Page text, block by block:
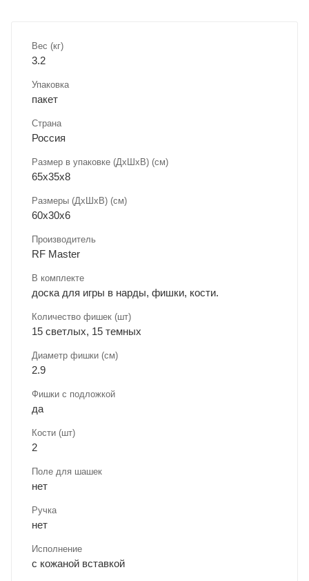
Вес (кг)
3.2
Упаковка
пакет
Страна
Россия
Размер в упаковке (ДхШxВ) (см)
65х35х8
Размеры (ДxШxВ) (см)
60х30х6
Производитель
RF Master
В комплекте
доска для игры в нарды, фишки, кости.
Количество фишек (шт)
15 светлых, 15 темных
Диаметр фишки (см)
2.9
Фишки с подложкой
да
Кости (шт)
2
Поле для шашек
нет
Ручка
нет
Исполнение
с кожаной вставкой